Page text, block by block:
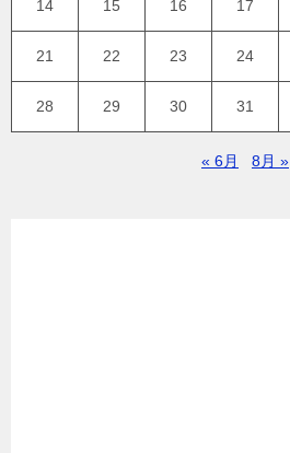
14 15 16 17
21 22 23 24
28 29 30 31
« 6月 8月 »